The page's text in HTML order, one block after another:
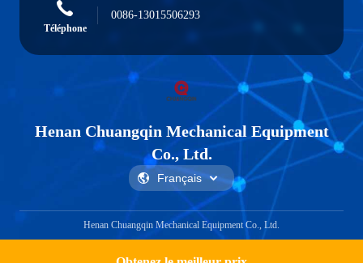
Téléphone
0086-13015506293
Henan Chuangqin Mechanical Equipment
Co., Ltd.
Henan Chuangqin Mechanical Equipment Co., Ltd.